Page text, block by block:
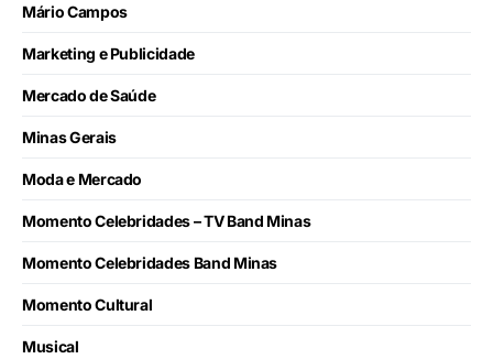
Mário Campos
Marketing e Publicidade
Mercado de Saúde
Minas Gerais
Moda e Mercado
Momento Celebridades – TV Band Minas
Momento Celebridades Band Minas
Momento Cultural
Musical